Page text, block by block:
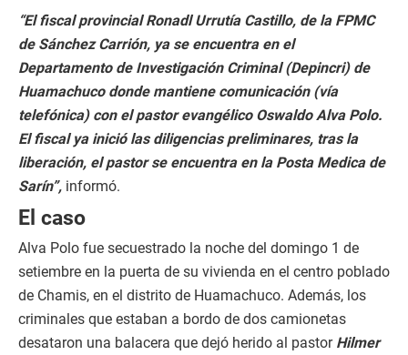
“El fiscal provincial Ronadl Urrutía Castillo, de la FPMC
de Sánchez Carrión, ya se encuentra en el
Departamento de Investigación Criminal (Depincri) de
Huamachuco donde mantiene comunicación (vía
telefónica) con el pastor evangélico Oswaldo Alva Polo.
El fiscal ya inició las diligencias preliminares, tras la
liberación, el pastor se encuentra en la Posta Medica de
Sarín”, informó.
El caso
Alva Polo fue secuestrado la noche del domingo 1 de
setiembre en la puerta de su vivienda en el centro poblado
de Chamis, en el distrito de Huamachuco. Además, los
criminales que estaban a bordo de dos camionetas
desataron una balacera que dejó herido al pastorHilmer